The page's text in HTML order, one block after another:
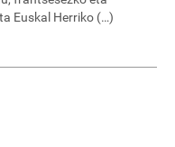
Euskal Herriko (…)